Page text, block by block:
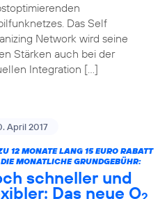
Das Self
Network wird seine
Stärken auch bei der
Integration […]
April 2017
12 MONATE LANG 15 EURO RABATT
MONATLICHE GRUNDGEBÜHR:
schneller und
Das neue O